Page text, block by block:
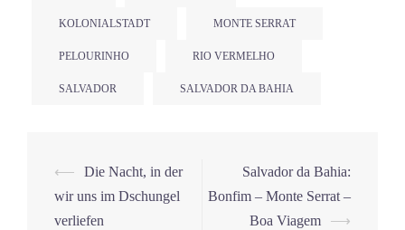
KOLONIALSTADT MONTE SERRAT
PELOURINHO RIO VERMELHO
SALVADOR SALVADOR DA BAHIA
Beitrags-
Navigation
⟵
Die Nacht, in der
wir uns im Dschungel
verliefen
Salvador da Bahia:
Bonfim – Monte Serrat –
Boa Viagem
⟶